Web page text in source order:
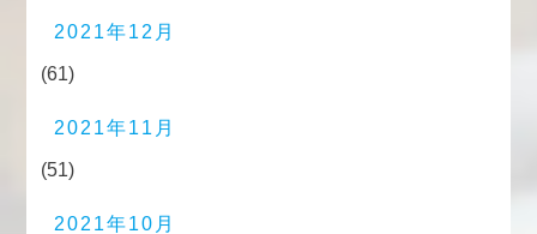
2021年12月
(61)
2021年11月
(51)
2021年10月